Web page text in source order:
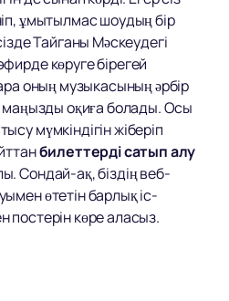
ұмытылмас шоудың бір
Тайганы Мәскеудегі
көруге бірегей
оның музыкасының әрбір
маңызды оқиға болады. Осы
мүмкіндігін жіберіп
билеттерді сатып алу
Сондай-ақ, біздің веб-
өтетін барлық іс-
постерін көре аласыз.